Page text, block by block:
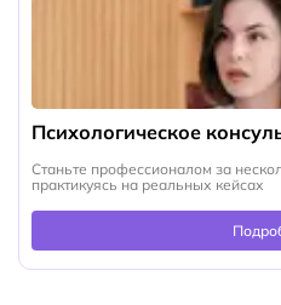
Психологическое
Станьте профессионалом за
практикуясь на реальных кейсах